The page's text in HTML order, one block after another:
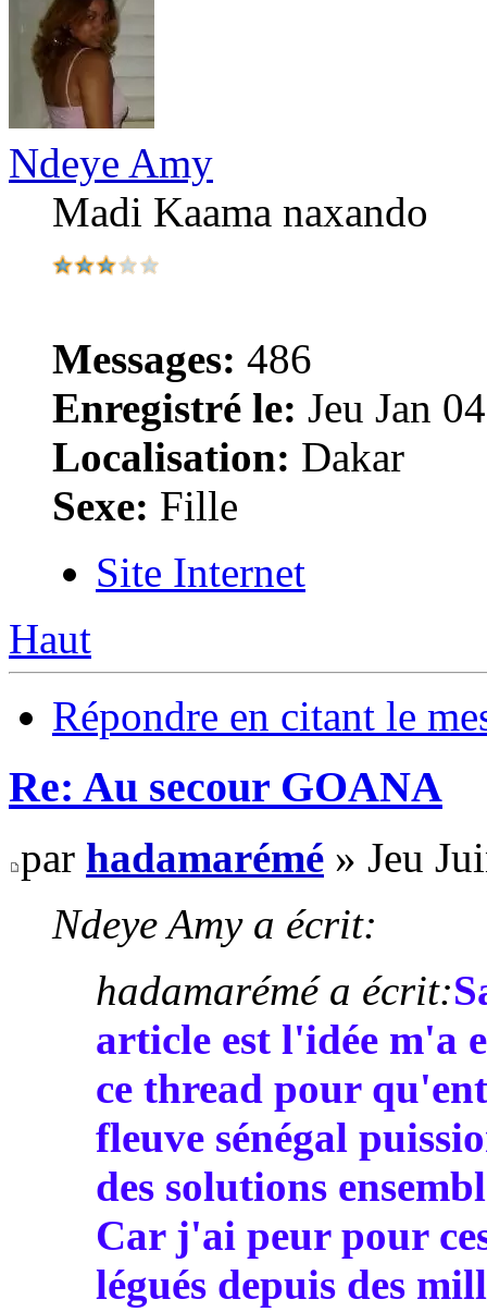
Ndeye Amy
Madi Kaama naxando
Messages: 486
Enregistré le: Jeu Jan
Localisation: Dakar
Sexe: Fille
Site Internet
Haut
Répondre en citant le
Re: Au secour GOANA
par hadamarémé » Jeu
Ndeye Amy a écrit:
hadamarémé a écrit:
article est l'idée
ce thread pour
fleuve sénégal
des solutions
Car j'ai peur pour
légués depuis des